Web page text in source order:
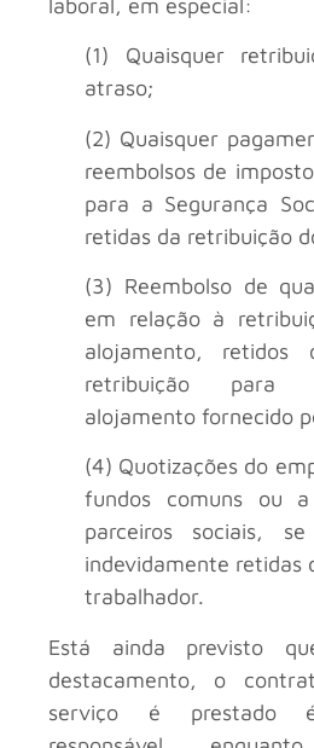
laboral, em especial:
(1) Quaisquer
atraso;
(2) Quaisquer
reembolsos de
para a Segurança
retidas da retribuição
(3) Reembolso de
em relação à
alojamento, retidos
retribuição para
alojamento fornecido
(4) Quotizações do
fundos comuns ou a
parceiros sociais,
indevidamente retidas
trabalhador.
Está ainda previsto
destacamento, o
serviço é prestado é